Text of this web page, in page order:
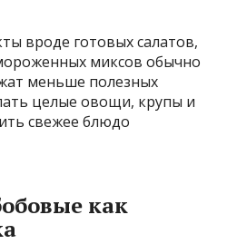
вроде готовых салатов,
миксов обычно
меньше полезных
целые овощи, крупы и
свежее блюдо
как